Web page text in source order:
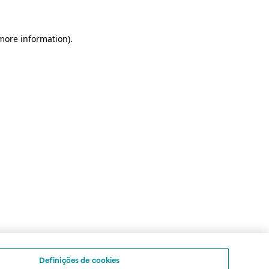
information).
Definições de cookies